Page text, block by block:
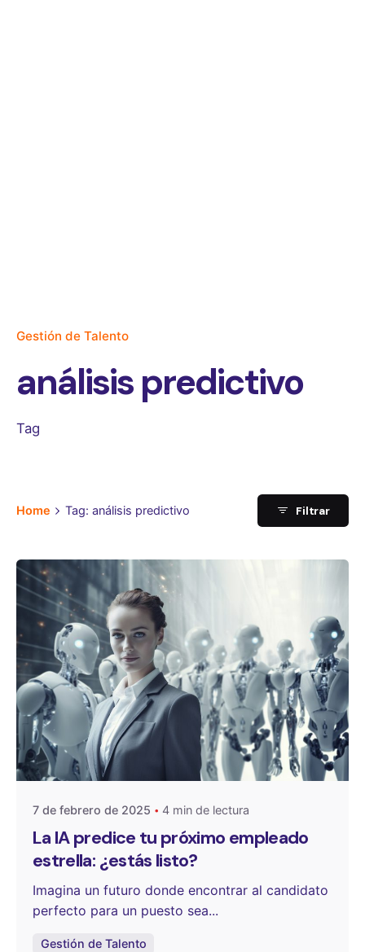
Gestión de Talento
análisis predictivo
Tag
Home Tag: análisis predictivo Filtrar
Publicado por
One Select
7 de febrero de 2025 4 min de lectura
La IA predice tu próximo empleado
estrella: ¿estás listo?
Imagina un futuro donde encontrar al candidato
perfecto para un puesto sea...
Gestión de Talento